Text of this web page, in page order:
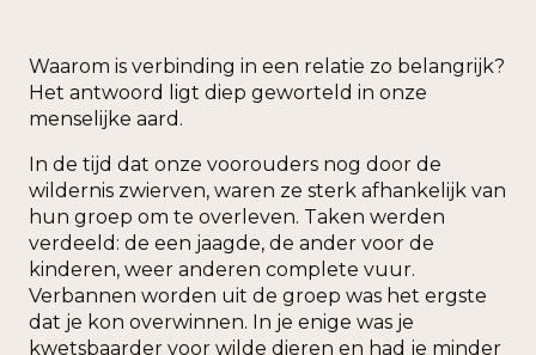
Waarom is verbinding in een relatie zo belangrijk?
Het antwoord ligt diep geworteld in onze
menselijke aard.
In de tijd dat onze voorouders nog door de
wildernis zwierven, waren ze sterk afhankelijk van
hun groep om te overleven. Taken werden
verdeeld: de een jaagde, de ander voor de
kinderen, weer anderen complete vuur.
Verbannen worden uit de groep was het ergste
dat je kon overwinnen. In je enige was je
kwetsbaarder voor wilde dieren en had je minder